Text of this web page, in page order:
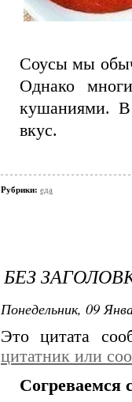
Соусы мы
Однако
кушаниями. В
вкус.
Рубрики: еда
БЕЗ
Понедельник, 09
Это цитата
цитатник или
Согреваемся